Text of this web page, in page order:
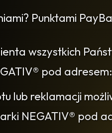
Punktami
wszystkich
pod adresem:
lub reklamacji
NEGATIV® pod